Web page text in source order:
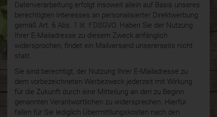
Datenverarbeitung erfolgt insoweit allein auf Basis unseres
berechtigten Interesses an personalisierter Direktwerbung
gemäß Art. 6 Abs. 1 lit. f DSGVO. Haben Sie der Nutzung
Ihrer E-Mailadresse zu diesem Zweck anfänglich
widersprochen, findet ein Mailversand unsererseits nicht
statt.
Sie sind berechtigt, der Nutzung Ihrer E-Mailadresse zu
dem vorbezeichneten Werbezweck jederzeit mit Wirkung
für die Zukunft durch eine Mitteilung an den zu Beginn
genannten Verantwortlichen zu widersprechen. Hierfür
fallen für Sie lediglich Übermittlungskosten nach den